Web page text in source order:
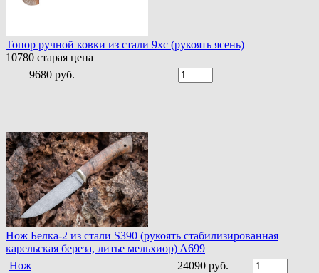
Топор ручной ковки из стали 9хс (рукоять ясень)
10780 старая цена
9680 руб.
Нож Белка-2 из стали S390 (рукоять стабилизированная
карельская береза, литье мельхиор) A699
Нож
24090 руб.